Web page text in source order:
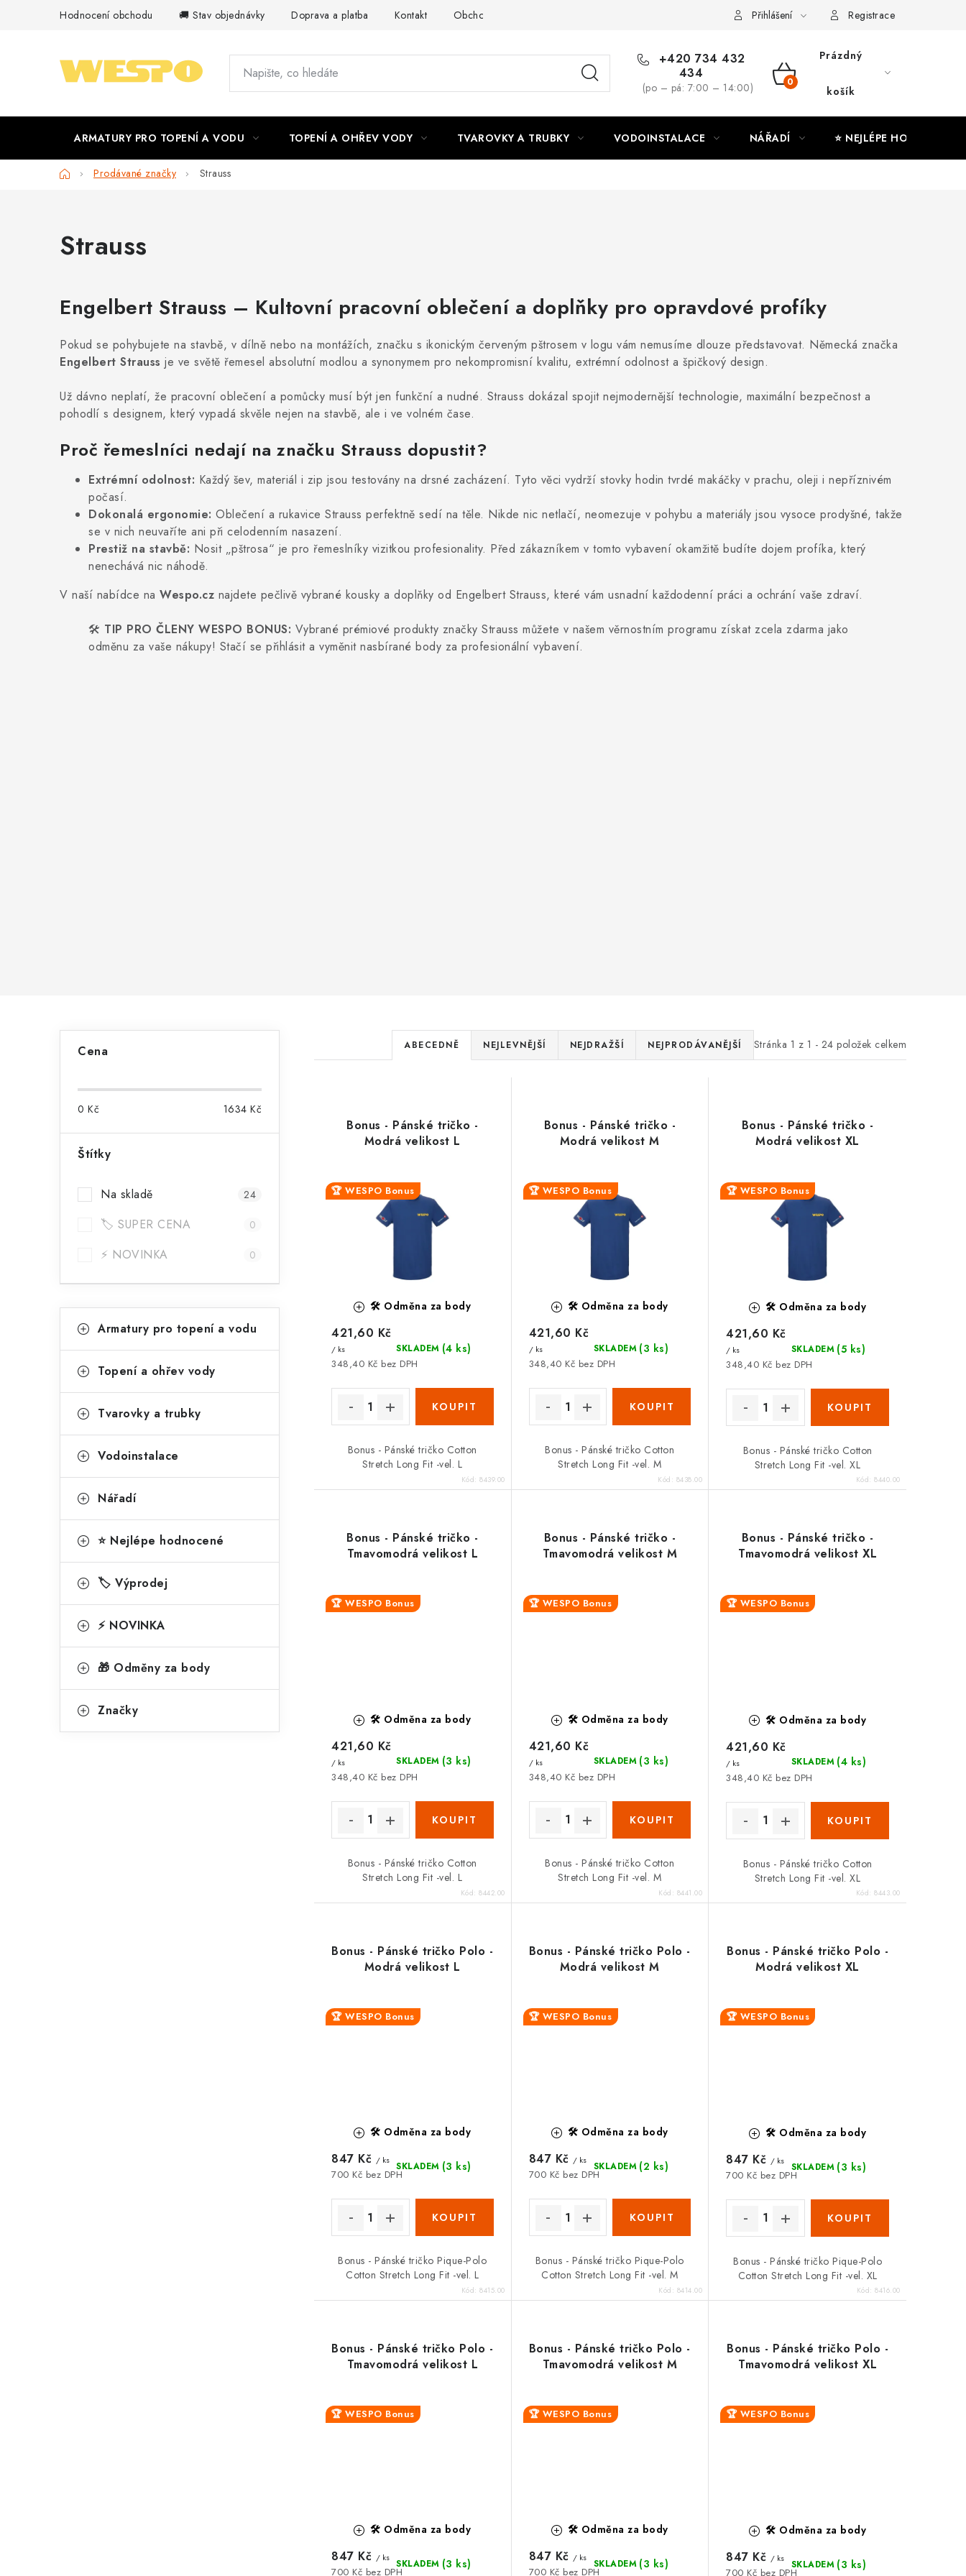
Hodnocení obchodu 🚚 Stav objednávky Doprava a platba Kontakt Obchodní podmínky Moje objednávka
Přihlášení Registrace
+420 734 432
434
(po – pá: 7:00 – 14:00)
NÁKUPNÍ
Prázdný
košík
ARMATURY PRO TOPENÍ A VODU TOPENÍ A OHŘEV VODY TVAROVKY A TRUBKY VODOINSTALACE NÁŘADÍ ⭐ NEJLÉPE HODNOCENÉ
DomůProdávané značky Strauss
Strauss
Engelbert Strauss – Kultovní pracovní oblečení a doplňky pro opravdové profíky
Pokud se pohybujete na stavbě, v dílně nebo na montážích, značku s ikonickým červeným pštrosem v logu vám nemusíme dlouze představovat. Německá značka
Engelbert Strauss je ve světě řemesel absolutní modlou a synonymem pro nekompromisní kvalitu, extrémní odolnost a špičkový design.
Už dávno neplatí, že pracovní oblečení a pomůcky musí být jen funkční a nudné. Strauss dokázal spojit nejmodernější technologie, maximální bezpečnost a
pohodlí s designem, který vypadá skvěle nejen na stavbě, ale i ve volném čase.
Proč řemeslníci nedají na značku Strauss dopustit?
Extrémní odolnost: Každý šev, materiál i zip jsou testovány na drsné zacházení. Tyto věci vydrží stovky hodin tvrdé makáčky v prachu, oleji i nepříznivém
počasí.
Dokonalá ergonomie: Oblečení a rukavice Strauss perfektně sedí na těle. Nikde nic netlačí, neomezuje v pohybu a materiály jsou vysoce prodyšné, takže
se v nich neuvaříte ani při celodenním nasazení.
Prestiž na stavbě: Nosit „pštrosa“ je pro řemeslníky vizitkou profesionality. Před zákazníkem v tomto vybavení okamžitě budíte dojem profíka, který
nenechává nic náhodě.
V naší nabídce na Wespo.cz najdete pečlivě vybrané kousky a doplňky od Engelbert Strauss, které vám usnadní každodenní práci a ochrání vaše zdraví.
🛠️ TIP PRO ČLENY WESPO BONUS: Vybrané prémiové produkty značky Strauss můžete v našem věrnostním programu získat zcela zdarma jako
odměnu za vaše nákupy! Stačí se přihlásit a vyměnit nasbírané body za profesionální vybavení.
t
p
a
n
l
Cena
0 Kč 1634 Kč
Štítky
Na skladě 24
🏷️ SUPER CENA 0
⚡ NOVINKA 0
kategorie
a
e
o
i
Armatury pro topení a vodu
Topení a ohřev vody
Tvarovky a trubky
Vodoinstalace
Nářadí
⭐ Nejlépe hodnocené
🏷️ Výprodej
⚡ NOVINKA
🎁 Odměny za body
Značky
Stránka 1 z 1 - 24 položek celkem
Ř
a
e
n
í
p
r
d
u
k
t
ů
ABECEDNĚ NEJLEVNĚJŠÍ NEJDRAŽŠÍ NEJPRODÁVANĚJŠÍ
Bonus - Pánské tričko -
Modrá velikost L
🏆 WESPO Bonus
🛠️ Odměna za body
SKLADEM (4 ks)
348,40 Kč bez DPH
421,60 Kč
/ ks
Bonus - Pánské tričko Cotton
Stretch Long Fit -vel. L
Kód:8439.00
Bonus - Pánské tričko -
Modrá velikost M
🏆 WESPO Bonus
🛠️ Odměna za body
SKLADEM (3 ks)
348,40 Kč bez DPH
421,60 Kč
/ ks
Bonus - Pánské tričko Cotton
Stretch Long Fit -vel. M
Kód: 8438.00
Bonus - Pánské tričko -
Modrá velikost XL
🏆 WESPO Bonus
🛠️ Odměna za body
SKLADEM (5 ks)
348,40 Kč bez DPH
421,60 Kč
/ ks
Bonus - Pánské tričko Cotton
Stretch Long Fit -vel. XL
Kód:8440.00
Bonus - Pánské tričko -
Tmavomodrá velikost L
🏆 WESPO Bonus
🛠️ Odměna za body
SKLADEM (3 ks)
348,40 Kč bez DPH
421,60 Kč
/ ks
Bonus - Pánské tričko Cotton
Stretch Long Fit -vel. L
Kód:8442.00
Bonus - Pánské tričko -
Tmavomodrá velikost M
🏆 WESPO Bonus
🛠️ Odměna za body
SKLADEM (3 ks)
348,40 Kč bez DPH
421,60 Kč
/ ks
Bonus - Pánské tričko Cotton
Stretch Long Fit -vel. M
Kód: 8441.00
Bonus - Pánské tričko -
Tmavomodrá velikost XL
🏆 WESPO Bonus
🛠️ Odměna za body
SKLADEM (4 ks)
348,40 Kč bez DPH
421,60 Kč
/ ks
Bonus - Pánské tričko Cotton
Stretch Long Fit -vel. XL
Kód:8443.00
Bonus - Pánské tričko Polo -
Modrá velikost L
🏆 WESPO Bonus
🛠️ Odměna za body
SKLADEM (3 ks)
700 Kč bez DPH
847 Kč / ks
Bonus - Pánské tričko Pique-Polo
Cotton Stretch Long Fit -vel. L
Kód:8415.00
Bonus - Pánské tričko Polo -
Modrá velikost M
🏆 WESPO Bonus
🛠️ Odměna za body
SKLADEM (2 ks)
700 Kč bez DPH
847 Kč / ks
Bonus - Pánské tričko Pique-Polo
Cotton Stretch Long Fit -vel. M
Kód: 8414.00
Bonus - Pánské tričko Polo -
Modrá velikost XL
🏆 WESPO Bonus
🛠️ Odměna za body
SKLADEM (3 ks)
700 Kč bez DPH
847 Kč / ks
Bonus - Pánské tričko Pique-Polo
Cotton Stretch Long Fit -vel. XL
Kód:8416.00
Bonus - Pánské tričko Polo -
Tmavomodrá velikost L
🏆 WESPO Bonus
🛠️ Odměna za body
SKLADEM (3 ks)
700 Kč bez DPH
847 Kč / ks
Bonus - Pánské tričko Polo -
Tmavomodrá velikost M
🏆 WESPO Bonus
🛠️ Odměna za body
SKLADEM (3 ks)
700 Kč bez DPH
847 Kč / ks
Bonus - Pánské tričko Polo -
Tmavomodrá velikost XL
🏆 WESPO Bonus
🛠️ Odměna za body
SKLADEM (3 ks)
700 Kč bez DPH
847 Kč / ks